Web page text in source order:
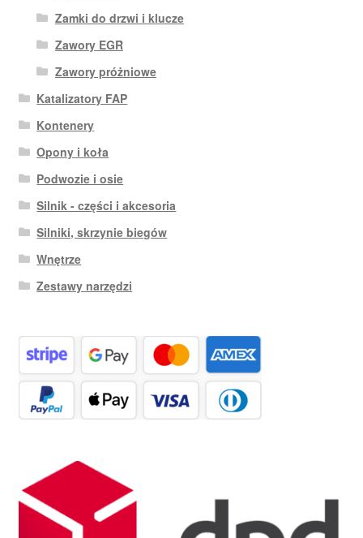
Zamki do drzwi i klucze
Zawory EGR
Zawory próżniowe
Katalizatory FAP
Kontenery
Opony i koła
Podwozie i osie
Silnik - części i akcesoria
Silniki, skrzynie biegów
Wnętrze
Zestawy narzędzi